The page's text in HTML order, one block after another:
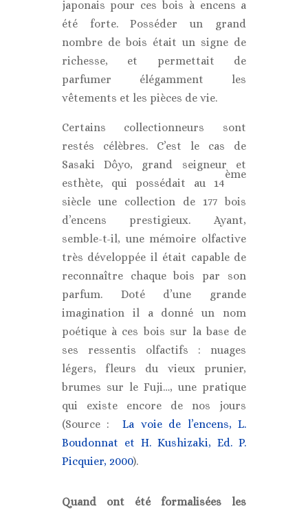
japonais pour ces bois à encens a
été forte. Posséder un grand
nombre de bois était un signe de
richesse, et permettait de
parfumer élégamment les
vêtements et les pièces de vie.
Certains collectionneurs sont
restés célèbres. C’est le cas de
Sasaki Dôyo, grand seigneur et
esthète, qui possédait au 14
ème
siècle une collection de 177 bois
d’encens prestigieux. Ayant,
semble-t-il, une mémoire olfactive
très développée il était capable de
reconnaître chaque bois par son
parfum. Doté d’une grande
imagination il a donné un nom
poétique à ces bois sur la base de
ses ressentis olfactifs : nuages
légers, fleurs du vieux prunier,
brumes sur le Fuji…, une pratique
qui existe encore de nos jours
(Source :La voie de l’encens, L.
Boudonnat et H. Kushizaki, Ed. P.
Picquier, 2000).
Quand ont été formalisées les